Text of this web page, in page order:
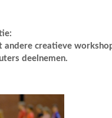
andere creatieve
deelnemen.